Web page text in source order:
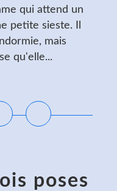
qui attend un
petite sieste. Il
mais
qu'elle...
poses